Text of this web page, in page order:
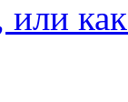
или